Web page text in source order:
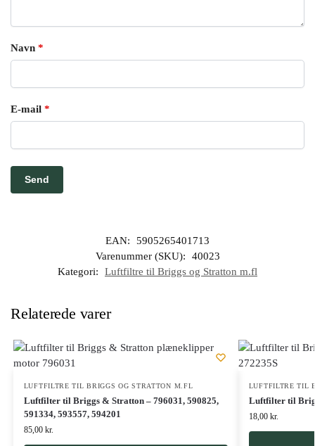
Navn *
E-mail *
EAN:
5905265401713
Varenummer (SKU):
40023
Kategori:
Luftfiltre til Briggs og Stratton m.fl
Relaterede varer
LUFTFILTRE TIL BRIGGS OG STRATTON M.FL
Luftfilter til Briggs & Stratton – 796031, 590825,
591334, 593557, 594201
85,00 kr.
LUFTFILTRE TIL
Luftfilter til
18,00 kr.